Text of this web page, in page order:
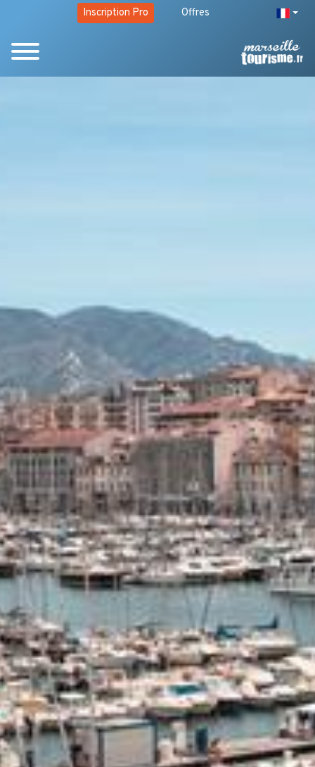
Inscription Pro Offres